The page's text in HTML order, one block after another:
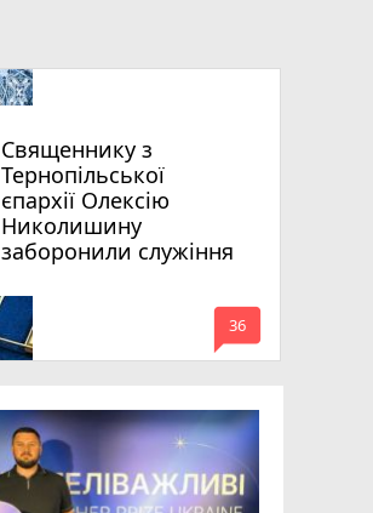
Священнику з
Тернопільської
єпархії Олексію
Николишину
заборонили служіння
mode_comment
36